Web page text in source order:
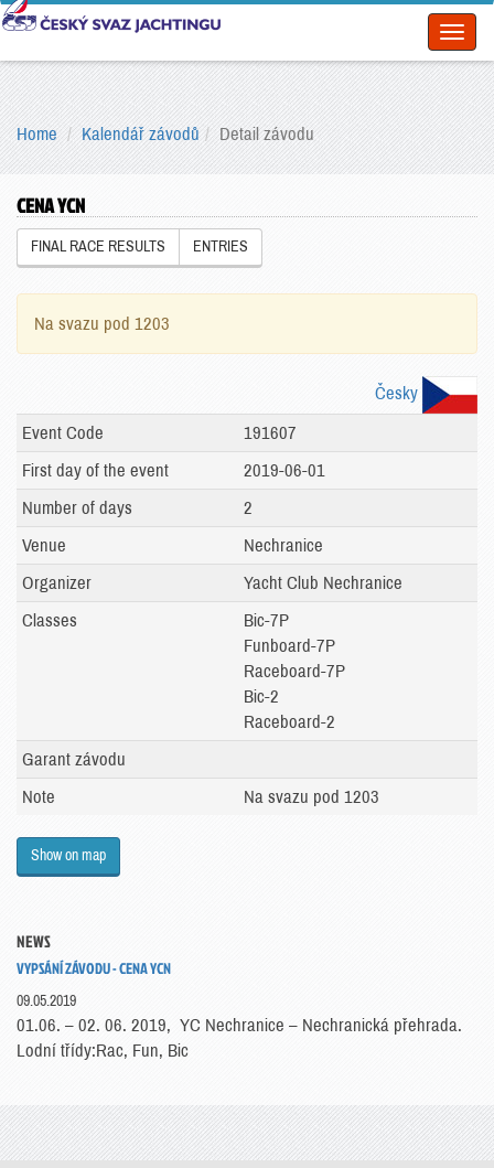
Home Kalendář závodů Detail závodu
CENA YCN
FINAL RACE RESULTS ENTRIES
Na svazu pod 1203
Česky
Event Code
191607
First day of the event
2019-06-01
Number of days
2
Venue
Nechranice
Organizer
Yacht Club Nechranice
Classes
Bic-7P
Funboard-7P
Raceboard-7P
Bic-2
Raceboard-2
Garant závodu
Note
Na svazu pod 1203
Show on map
NEWS
VYPSÁNÍ ZÁVODU - CENA YCN
09.05.2019
01.06. – 02. 06. 2019, YC Nechranice – Nechranická přehrada.
Lodní třídy:Rac, Fun, Bic